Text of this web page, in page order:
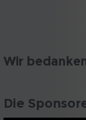
Wir
Die